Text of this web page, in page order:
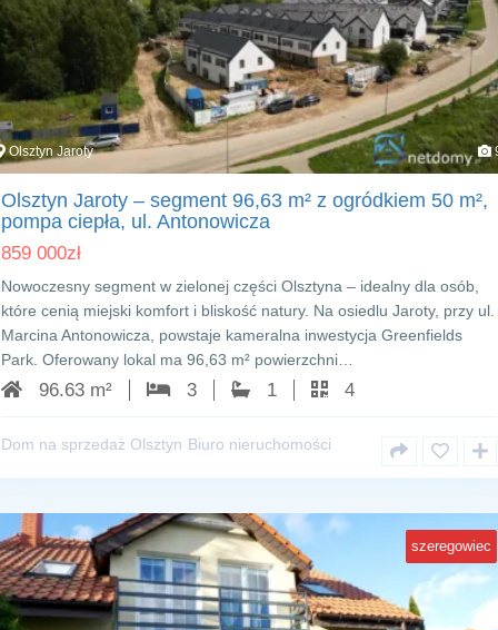
Olsztyn Jaroty
Olsztyn Jaroty – segment 96,63 m² z ogródkiem 50 m²,
pompa ciepła, ul. Antonowicza
859 000zł
Nowoczesny segment w zielonej części Olsztyna – idealny dla osób,
które cenią miejski komfort i bliskość natury. Na osiedlu Jaroty, przy ul.
Marcina Antonowicza, powstaje kameralna inwestycja Greenfields
Park. Oferowany lokal ma 96,63 m² powierzchni…
96.63 m² 3 1 4
Dom na sprzedaż Olsztyn Biuro nieruchomości
szeregowiec